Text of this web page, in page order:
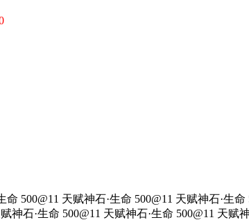
500@11 天赋神石·生命 500@11 天赋神石·生
石·生命 500@11 天赋神石·生命 500@11 天赋